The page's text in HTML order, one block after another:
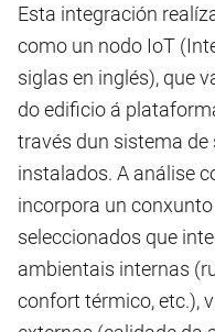
Esta integración
como un nodo IoT
siglas en inglés), que
do edificio á
través dun sistema de
instalados. A análise
incorpora un
seleccionados que
ambientais internas
confort térmico, etc.),